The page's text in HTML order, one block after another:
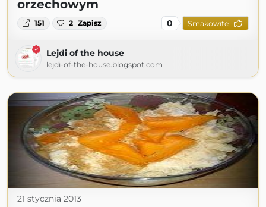
orzechowym
151 2 Zapisz 0 Smakowite
Lejdi of the house
lejdi-of-the-house.blogspot.com
21 stycznia 2013